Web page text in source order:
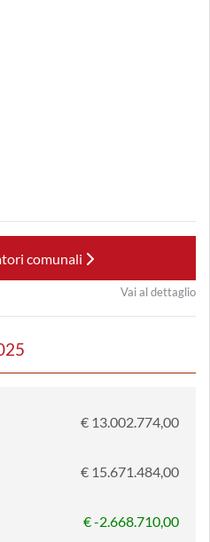
comunali
Vai al dettaglio
€ 13.002.774,00
€ 15.671.484,00
€ -2.668.710,00